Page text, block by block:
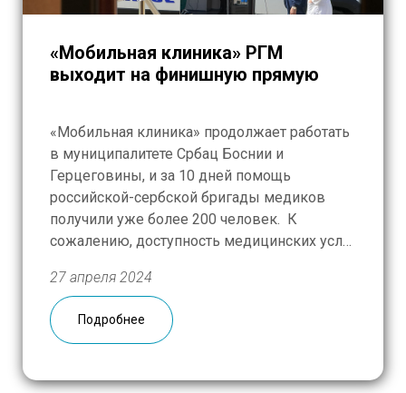
«Мобильная клиника» РГМ
выходит на финишную прямую
«Мобильная клиника» продолжает работать
в муниципалитете Србац Боснии и
Герцеговины, и за 10 дней помощь
российской-сербской бригады медиков
получили уже более 200 человек. К
сожалению, доступность медицинских услуг
оставляет желать лучшего, и местные
жители были рады воспользоваться
появившейся возможностью. Благодаря
грамотной организации маршрута нам
27 апреля 2024
Подробнее